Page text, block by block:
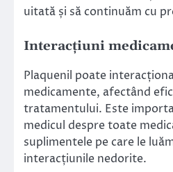
uitată și să continuăm cu
Interacțiuni
Plaquenil poate
medicamente, afectând
tratamentului. Este
medicul despre toate
suplimentele pe care le
interacțiunile nedorite.